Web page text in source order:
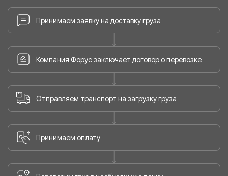
Принимаем заявку на доставку груза
Компания Форус заключает договор о перевозке
Отправляем транспорт на загрузку груза
Принимаем оплату